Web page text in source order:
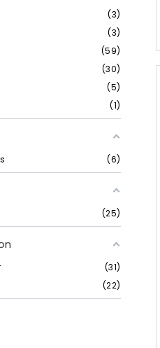
3
3
59
30
5
1
6
25
31
22